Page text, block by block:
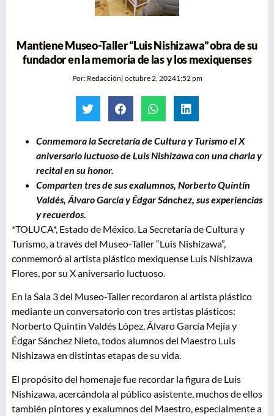
Mantiene Museo-Taller “Luis Nishizawa” obra de su
fundador en la memoria de las y los mexiquenses
Por:Redacción| octubre 2, 20241:52 pm
Conmemora la Secretaría de Cultura y Turismo el X
aniversario luctuoso de Luis Nishizawa con una charla y
recital en su honor.
Comparten tres de sus exalumnos, Norberto Quintín
Valdés, Álvaro García y Édgar Sánchez, sus experiencias
y recuerdos.
*TOLUCA*, Estado de México. La Secretaría de Cultura y
Turismo, a través del Museo-Taller “Luis Nishizawa”,
conmemoró al artista plástico mexiquense Luis Nishizawa
Flores, por su X aniversario luctuoso.
En la Sala 3 del Museo-Taller recordaron al artista plástico
mediante un conversatorio con tres artistas plásticos:
Norberto Quintín Valdés López, Álvaro García Mejía y
Édgar Sánchez Nieto, todos alumnos del Maestro Luis
Nishizawa en distintas etapas de su vida.
El propósito del homenaje fue recordar la figura de Luis
Nishizawa, acercándola al público asistente, muchos de ellos
también pintores y exalumnos del Maestro, especialmente a